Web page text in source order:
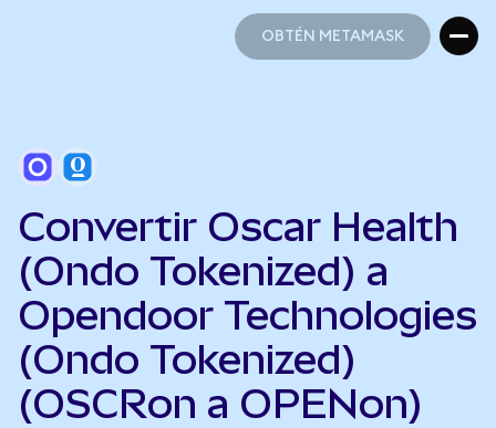
OBTÉN METAMASK
Convertir Oscar Health
(Ondo Tokenized) a
Opendoor Technologies
(Ondo Tokenized)
(OSCRon a OPENon)